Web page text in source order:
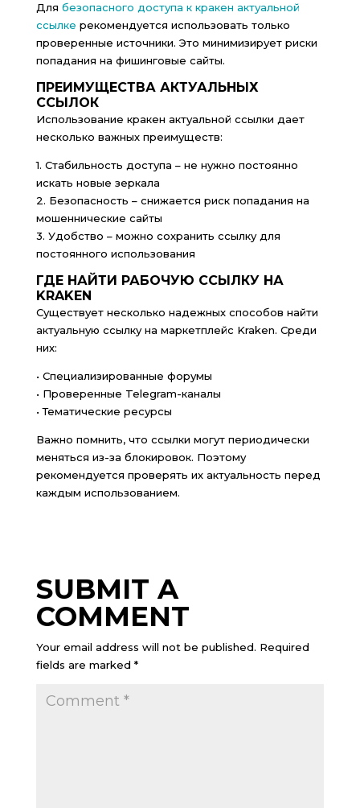
Для безопасного доступа к кракен актуальной
ссылке рекомендуется использовать только
проверенные источники. Это минимизирует риски
попадания на фишинговые сайты.
ПРЕИМУЩЕСТВА АКТУАЛЬНЫХ
ССЫЛОК
Использование кракен актуальной ссылки дает
несколько важных преимуществ:
1. Стабильность доступа – не нужно постоянно
искать новые зеркала
2. Безопасность – снижается риск попадания на
мошеннические сайты
3. Удобство – можно сохранить ссылку для
постоянного использования
ГДЕ НАЙТИ РАБОЧУЮ ССЫЛКУ НА
KRAKEN
Существует несколько надежных способов найти
актуальную ссылку на маркетплейс Kraken. Среди
них:
• Специализированные форумы
• Проверенные Telegram-каналы
• Тематические ресурсы
Важно помнить, что ссылки могут периодически
меняться из-за блокировок. Поэтому
рекомендуется проверять их актуальность перед
каждым использованием.
SUBMIT A
COMMENT
Your email address will not be published. Required
fields are marked *